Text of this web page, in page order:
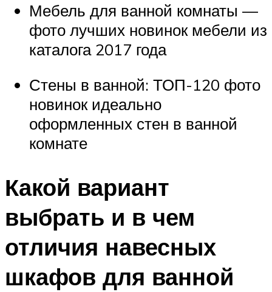
Мебель для ванной комнаты —
фото лучших новинок мебели из
каталога 2017 года
Стены в ванной: ТОП-120 фото
новинок идеально
оформленных стен в ванной
комнате
Какой вариант
выбрать и в чем
отличия навесных
шкафов для ванной